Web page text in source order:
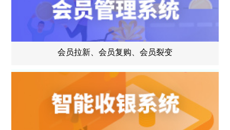
会员拉新、会员复购、会员裂变